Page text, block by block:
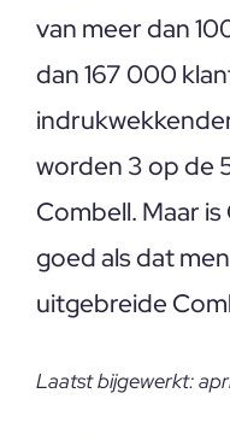
van meer dan
dan 167 000
worden 3 op de
Combell. Maar
goed als dat
uitgebreide
Laatst bijgewerkt: